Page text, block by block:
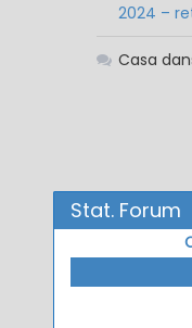
2024 –
Casa
Stat. Forum